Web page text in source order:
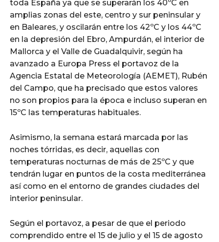
toda España ya que se superarán los 40ºC en
amplias zonas del este, centro y sur peninsular y
en Baleares, y oscilarán entre los 42ºC y los 44ºC
en la depresión del Ebro, Ampurdán, el interior de
Mallorca y el Valle de Guadalquivir, según ha
avanzado a Europa Press el portavoz de la
Agencia Estatal de Meteorología (AEMET), Rubén
del Campo, que ha precisado que estos valores
no son propios para la época e incluso superan en
15ºC las temperaturas habituales.
Asimismo, la semana estará marcada por las
noches tórridas, es decir, aquellas con
temperaturas nocturnas de más de 25ºC y que
tendrán lugar en puntos de la costa mediterránea
así como en el entorno de grandes ciudades del
interior peninsular.
Según el portavoz, a pesar de que el periodo
comprendido entre el 15 de julio y el 15 de agosto